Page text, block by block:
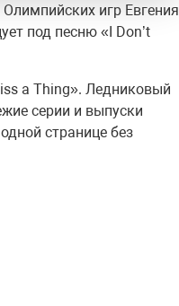
игр Евгения
под песню «I Don’t
a Thing». Ледниковый
серии и выпуски
странице без